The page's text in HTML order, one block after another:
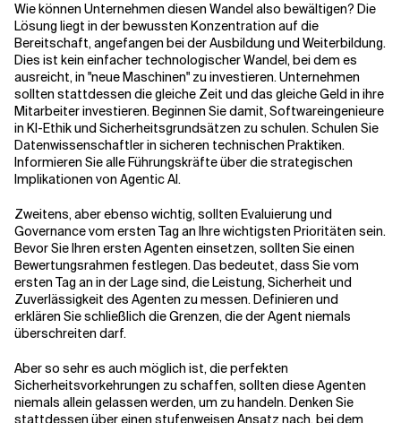
Wie können Unternehmen diesen Wandel also bewältigen? Die
Lösung liegt in der bewussten Konzentration auf die
Bereitschaft, angefangen bei der Ausbildung und Weiterbildung.
Dies ist kein einfacher technologischer Wandel, bei dem es
ausreicht, in "neue Maschinen" zu investieren. Unternehmen
sollten stattdessen die gleiche Zeit und das gleiche Geld in ihre
Mitarbeiter investieren. Beginnen Sie damit, Softwareingenieure
in KI-Ethik und Sicherheitsgrundsätzen zu schulen. Schulen Sie
Datenwissenschaftler in sicheren technischen Praktiken.
Informieren Sie alle Führungskräfte über die strategischen
Implikationen von Agentic AI.
Zweitens, aber ebenso wichtig, sollten Evaluierung und
Governance vom ersten Tag an Ihre wichtigsten Prioritäten sein.
Bevor Sie Ihren ersten Agenten einsetzen, sollten Sie einen
Bewertungsrahmen festlegen. Das bedeutet, dass Sie vom
ersten Tag an in der Lage sind, die Leistung, Sicherheit und
Zuverlässigkeit des Agenten zu messen. Definieren und
erklären Sie schließlich die Grenzen, die der Agent niemals
überschreiten darf.
Aber so sehr es auch möglich ist, die perfekten
Sicherheitsvorkehrungen zu schaffen, sollten diese Agenten
niemals allein gelassen werden, um zu handeln. Denken Sie
stattdessen über einen stufenweisen Ansatz nach, bei dem